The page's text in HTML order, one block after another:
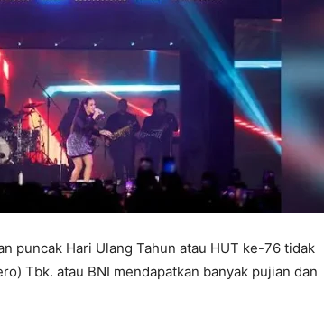
puncak Hari Ulang Tahun atau HUT ke-76 tidak
Tbk. atau BNI mendapatkan banyak pujian dan